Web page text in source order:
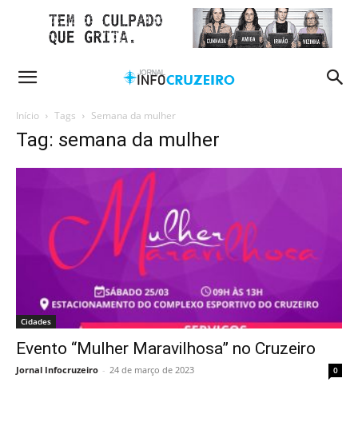
Início Tags Semana da mulher
Tag: semana da mulher
Cidades
Evento “Mulher Maravilhosa” no Cruzeiro
Jornal Infocruzeiro - 24 de março de 2023 0